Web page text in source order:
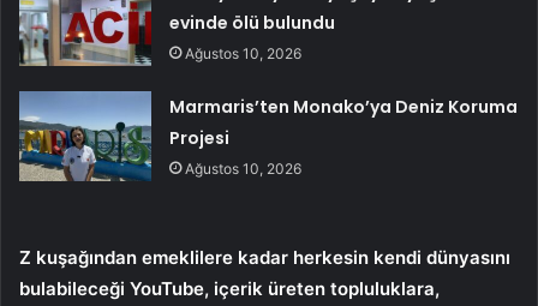
evinde ölü bulundu
Ağustos 10, 2026
Marmaris’ten Monako’ya Deniz Koruma
Projesi
Ağustos 10, 2026
Z kuşağından emeklilere kadar herkesin kendi dünyasını
bulabileceği YouTube, içerik üreten topluluklara,